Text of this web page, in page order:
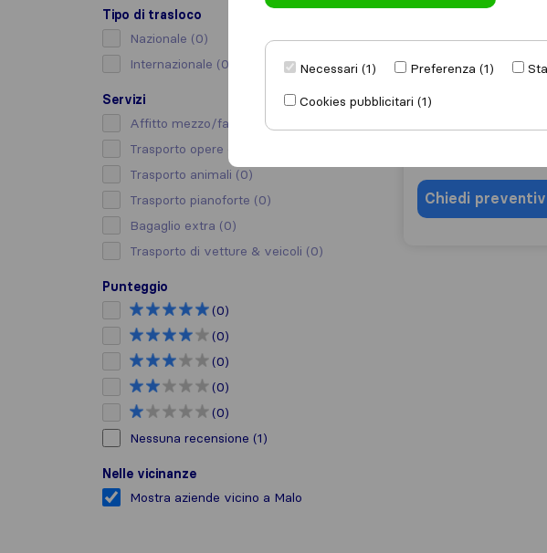
Tipo di trasloco
Nazionale (0)
Internazionale (0)
Servizi
Affitto mezzo/facchino
Trasporto opere d’arte
Trasporto animali (0)
Trasporto pianoforte (0)
Bagaglio extra (0)
Trasporto di vetture & veicoli (0)
Punteggio
(0)
(0)
(0)
(0)
(0)
Nessuna recensione (1)
Nelle vicinanze
Mostra aziende vicino a Malo
0,0
Euroservice
Chiedi
Necessari (1) Preferenza (1)
Cookies pubblicitari (1)